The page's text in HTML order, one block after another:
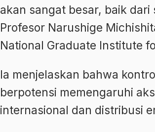
akan sangat besar, baik dari
Profesor Narushige
National Graduate Institute
Ia menjelaskan bahwa
berpotensi memengaruhi
internasional dan distribusi